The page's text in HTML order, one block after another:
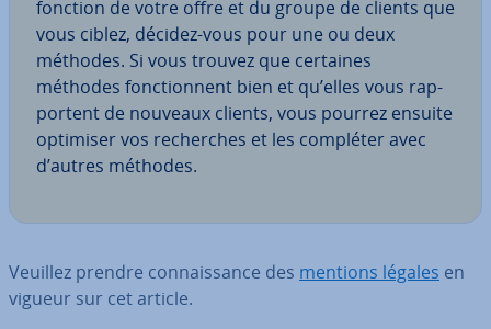
fonction de votre offre et du groupe de clients que
vous ciblez, décidez-vous pour une ou deux
méthodes. Si vous trouvez que certaines
méthodes fonc­tion­nent bien et qu’elles vous rap­
por­tent de nouveaux clients, vous pourrez ensuite
optimiser vos re­cherches et les compléter avec
d’autres méthodes.
Veuillez prendre con­nais­sance des mentions légales en
vigueur sur cet article.